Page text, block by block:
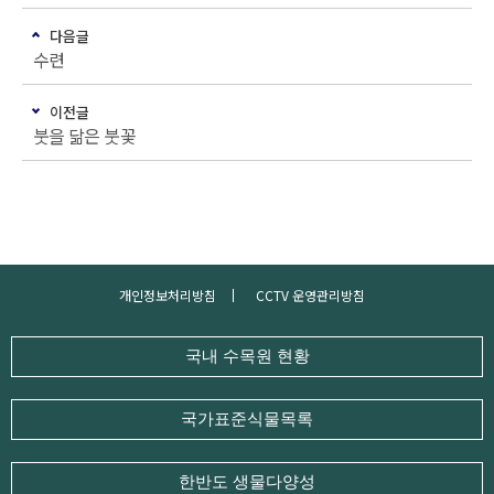
다음글
수련
이전글
붓을 닮은 붓꽃
개인정보처리방침 CCTV 운영관리방침
국내 수목원 현황
국가표준식물목록
한반도 생물다양성